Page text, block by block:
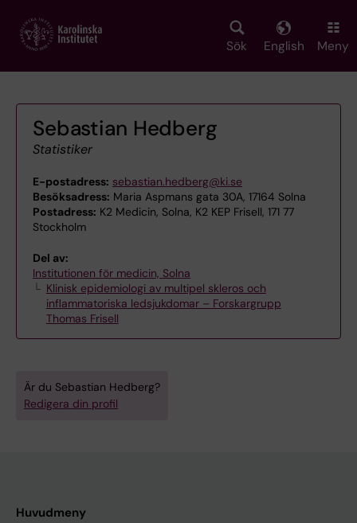
main
Sök English Meny
Sebastian Hedberg
Statistiker
E-postadress: sebastian.hedberg@ki.se
Besöksadress: Maria Aspmans gata 30A, 17164 Solna
Postadress: K2 Medicin, Solna, K2 KEP Frisell, 171 77
Stockholm
Del av:
Institutionen för medicin, Solna
Klinisk epidemiologi av multipel skleros och
inflammatoriska ledsjukdomar – Forskargrupp
Thomas Frisell
Är du Sebastian Hedberg?
Redigera din profil
Huvudmeny